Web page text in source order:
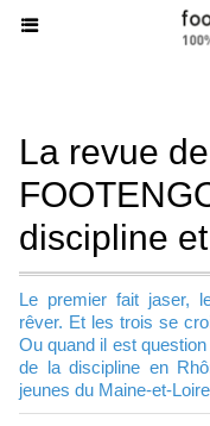
La revue
discipline
Le premier fait jaser,
rêver. Et les trois se
Ou quand il est
de la discipline en
jeunes du Maine-et-